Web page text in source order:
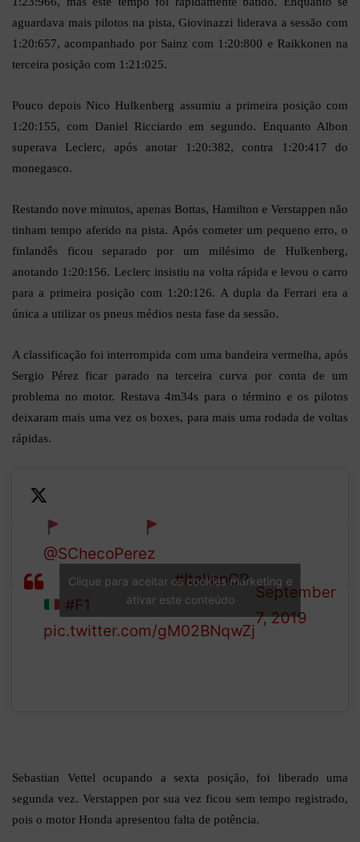
aguardava mais pilotos na pista, Giovinazzi liderava a sessão com
1:20:657, acompanhado por Sainz com 1:20:800 e Raikkonen na
terceira posição com 1:21:025.
Pouco depois Nico Hulkenberg assumiu a primeira posição com
1:20:155, com Daniel Ricciardo em segundo. Enquanto Albon
superava Leclerc, após anotar 1:20:382, contra 1:20:417 do
monegasco.
Restando nove minutos, apenas Bottas, Hamilton e Verstappen não
tinham tempo aferido na pista. Após cometer um pequeno erro, o
finlandês ficou separado por um milésimo de Hulkenberg,
anotando 1:20:156. Leclerc insistiu na volta rápida e levou o carro
para a primeira posição com 1:20:126. A dupla da Ferrari era a
única a utilizar os pneus médios nesta fase da sessão.
A classificação foi interrompida com uma bandeira vermelha, após
Sergio Pérez ficar parado na terceira curva por conta de um
problema no motor. Restava 4m34s para o término e os pilotos
deixaram mais uma vez os boxes, para mais uma rodada de voltas
rápidas.
@SChecoPerez
to a halt at Turn 3#ItalianGP
#F1
pic.twitter.com/gM02BNqwZj
1 (@F1)
September
7, 2019
Clique para aceitar os cookies marketing e
ativar este conteúdo
Sebastian Vettel ocupando a sexta posição, foi liberado uma
segunda vez. Verstappen por sua vez ficou sem tempo registrado,
pois o motor Honda apresentou falta de potência.